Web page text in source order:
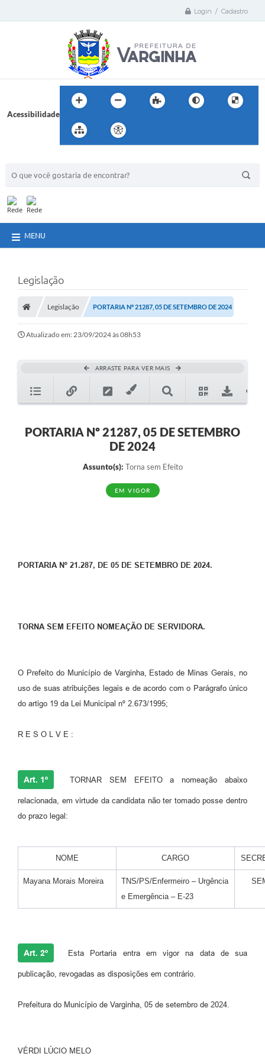
Login / Cadastro
Acessibilidade
MENU
Legislação
Legislação PORTARIA Nº 21287, 05 DE SETEMBRO DE 2024
Atualizado em: 23/09/2024 às 08h53
ARRASTE PARA VER MAIS
PORTARIA Nº 21287, 05 DE SETEMBRO
DE 2024
Assunto(s): Torna sem Efeito
EM VIGOR
PORTARIA Nº 21.287, DE 05 DE SETEMBRO DE 2024.
TORNA SEM EFEITO NOMEAÇÃO DE SERVIDORA.
O Prefeito do Município de Varginha, Estado de Minas Gerais, no
uso de suas atribuições legais e de acordo com o Parágrafo único
do artigo 19 da Lei Municipal nº 2.673/1995;
R E S O L V E :
Art. 1º TORNAR SEM EFEITO a nomeação abaixo
relacionada, em virtude da candidata não ter tomado posse dentro
do prazo legal:
NOME CARGO
Mayana Morais Moreira
TNS/PS/Enfermeiro – Urgência
e Emergência – E-23
Art. 2º Esta Portaria entra em vigor na data de sua
publicação, revogadas as disposições em contrário.
Prefeitura do Município de Varginha, 05 de setembro de 2024.
VÉRDI LÚCIO MELO